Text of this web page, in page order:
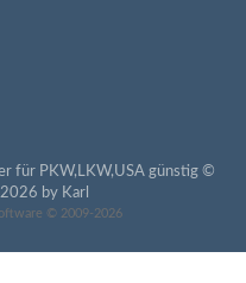
für PKW,LKW,USA günstig ©
by Karl
© 2009-2026